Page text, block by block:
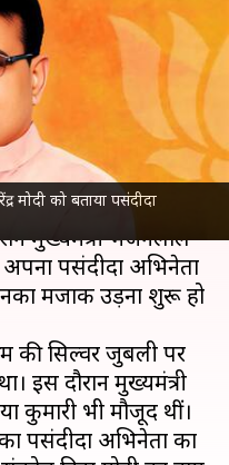
मोदी को बताया पसंदीदा
पसंदीदा
उड़ा रही
मुख्यमंत्री भजनलाल
पसंदीदा अभिनेता
मजाक उड़ना शुरू हो
की सिल्वर जुबली पर
इस दौरान मुख्यमंत्री
कुमारी भी मौजूद थीं।
पसंदीदा अभिनेता का